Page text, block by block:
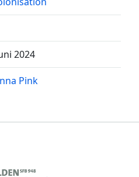
2024
Pink